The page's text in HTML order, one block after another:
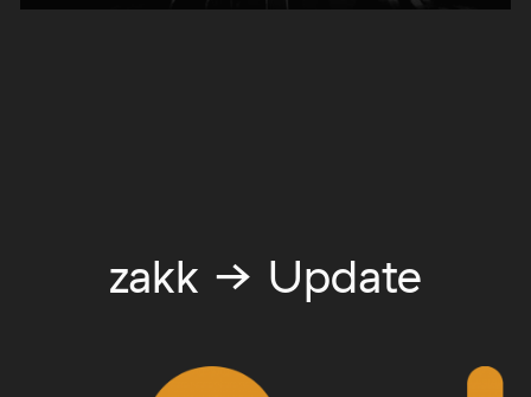
zakk → Update